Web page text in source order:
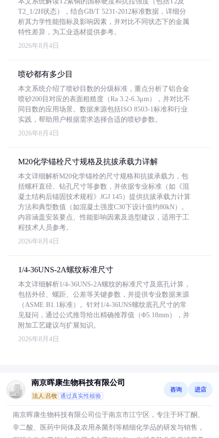
T2_1/2H状态），结合GB/T 5231-2012标准数据，详细分
析其力学性能指标及影响因素，并对比不同状态下的金属
特性差异，为工业选材提供参考。
2026年8月4日
喷砂都有多少目
本文系统介绍了喷砂目数的分级标准，重点分析了铝合金
喷砂200目对应的表面粗糙度（Ra 3.2-6.3μm），并对比不
同目数的应用场景。数据来源包括ISO 8503-1标准和行业
实践，帮助用户根据需求选择合适的喷砂参数。
2026年8月4日
M20化学锚栓尺寸规格及抗拔承载力详解
本文详细解析M20化学锚栓的尺寸规格和抗拔承载力，包
括螺杆直径、钻孔尺寸等参数，并依据专业标准（如《混
凝土结构后锚固技术规程》JGJ 145）提供抗拔承载力计算
方法和典型数值（如混凝土强度C30下设计值约80kN）。
内容涵盖安装要点、性能影响因素及选型建议，适用于工
程技术人员参考。
2026年8月4日
1/4-36UNS-2A螺纹标准尺寸
本文详细解析1/4-36UNS-2A螺纹的标准尺寸及底孔计算，
包括外径、螺距、公差等关键参数，并提供专业数据来源
（ASME B1.1标准）。针对1/4-36UNS螺纹底孔尺寸的常
见疑问，通过公式推导给出精确推荐值（Φ5.18mm），并
附加工艺建议与扩展知识。
2026年8月4日
南京晖康生物科技有限公司
法人:吕牧 通过真实性核验
咨询 进店
南京晖康生物科技有限公司位于南京市江宁区，专注于环丁酮、
辛二酸、医药中间体及农用杀菌剂等精细化学品的研发与销售，